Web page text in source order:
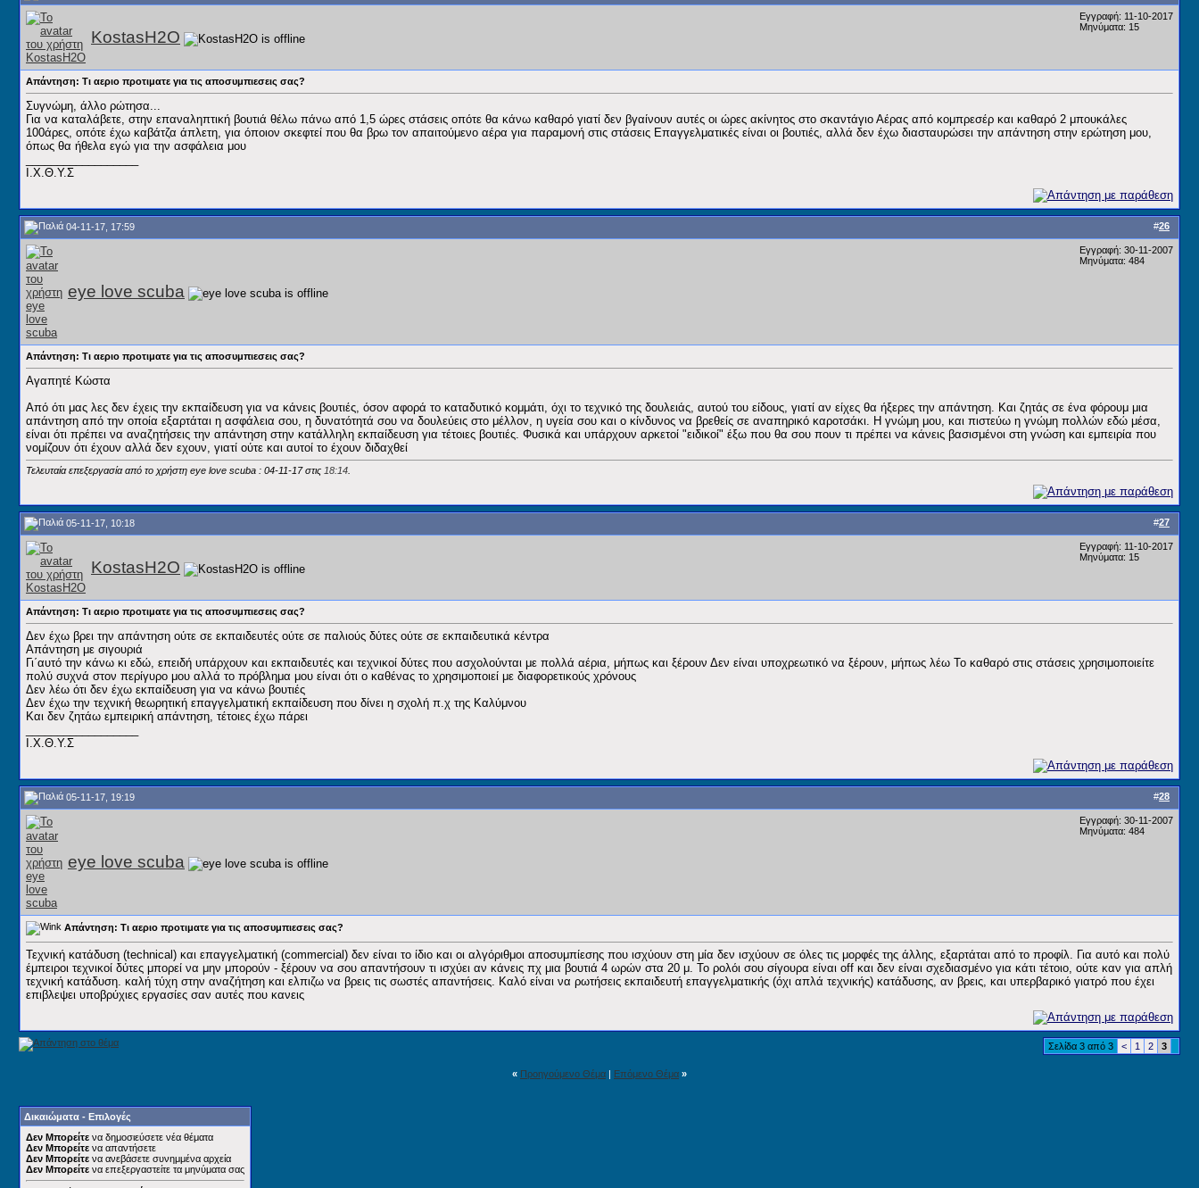
KostasH2O
Εγγραφή: 11-10-2017
Μηνύματα: 15
Απάντηση: Τι αεριο προτιματε για τις αποσυμπιεσεις σας?
Συγνώμη, άλλο ρώτησα...
Για να καταλάβετε, στην επαναληπτική βουτιά θέλω πάνω από 1,5 ώρες στάσεις οπότε θα κάνω καθαρό γιατί δεν βγαίνουν αυτές οι ώρες ακίνητος στο σκαντάγιο Αέρας από κομπρεσέρ και καθαρό 2 μπουκάλες
100άρες, οπότε έχω καβάτζα άπλετη, για όποιον σκεφτεί που θα βρω τον απαιτούμενο αέρα για παραμονή στις στάσεις Επαγγελματικές είναι οι βουτιές, αλλά δεν έχω διασταυρώσει την απάντηση στην ερώτηση μου,
όπως θα ήθελα εγώ για την ασφάλεια μου
Ι.Χ.Θ.Υ.Σ
#26
04-11-17, 17:59
eye love scuba
Εγγραφή: 30-11-2007
Μηνύματα: 484
Απάντηση: Τι αεριο προτιματε για τις αποσυμπιεσεις σας?
Αγαπητέ Κώστα
Από ότι μας λες δεν έχεις την εκπαίδευση για να κάνεις βουτιές, όσον αφορά το καταδυτικό κομμάτι, όχι το τεχνικό της δουλειάς, αυτού του είδους, γιατί αν είχες θα ήξερες την απάντηση. Και ζητάς σε ένα φόρουμ μια
απάντηση από την οποία εξαρτάται η ασφάλεια σου, η δυνατότητά σου να δουλεύεις στο μέλλον, η υγεία σου και ο κίνδυνος να βρεθείς σε αναπηρικό καροτσάκι. Η γνώμη μου, και πιστεύω η γνώμη πολλών εδώ μέσα,
είναι ότι πρέπει να αναζητήσεις την απάντηση στην κατάλληλη εκπαίδευση για τέτοιες βουτιές. Φυσικά και υπάρχουν αρκετοί "ειδικοί" έξω που θα σου πουν τι πρέπει να κάνεις βασισμένοι στη γνώση και εμπειρία που
νομίζουν ότι έχουν αλλά δεν εχουν, γιατί ούτε και αυτοί το έχουν διδαχθεί
Τελευταία επεξεργασία από το χρήστη eye love scuba : 04-11-17 στις 18:14
#27
05-11-17, 10:18
KostasH2O
Εγγραφή: 11-10-2017
Μηνύματα: 15
Απάντηση: Τι αεριο προτιματε για τις αποσυμπιεσεις σας?
Δεν έχω βρει την απάντηση ούτε σε εκπαιδευτές ούτε σε παλιούς δύτες ούτε σε εκπαιδευτικά κέντρα
Απάντηση με σιγουριά
Γι΄αυτό την κάνω κι εδώ, επειδή υπάρχουν και εκπαιδευτές και τεχνικοί δύτες που ασχολούνται με πολλά αέρια, μήπως και ξέρουν Δεν είναι υποχρεωτικό να ξέρουν, μήπως λέω Το καθαρό στις στάσεις χρησιμοποιείτε
πολύ συχνά στον περίγυρο μου αλλά το πρόβλημα μου είναι ότι ο καθένας το χρησιμοποιεί με διαφορετικούς χρόνους
Δεν λέω ότι δεν έχω εκπαίδευση για να κάνω βουτιές
Δεν έχω την τεχνική θεωρητική επαγγελματική εκπαίδευση που δίνει η σχολή π.χ της Καλύμνου
Και δεν ζητάω εμπειρική απάντηση, τέτοιες έχω πάρει
Ι.Χ.Θ.Υ.Σ
#28
05-11-17, 19:19
eye love scuba
Εγγραφή: 30-11-2007
Μηνύματα: 484
Απάντηση: Τι αεριο προτιματε για τις αποσυμπιεσεις σας?
Τεχνική κατάδυση (technical) και επαγγελματική (commercial) δεν είναι το ίδιο και οι αλγόριθμοι αποσυμπίεσης που ισχύουν στη μία δεν ισχύουν σε όλες τις μορφές της άλλης, εξαρτάται από το προφίλ. Για αυτό και πολύ
έμπειροι τεχνικοί δύτες μπορεί να μην μπορούν - ξέρουν να σου απαντήσουν τι ισχύει αν κάνεις πχ μια βουτιά 4 ωρών στα 20 μ. Το ρολόι σου σίγουρα είναι off και δεν είναι σχεδιασμένο για κάτι τέτοιο, ούτε καν για απλή
τεχνική κατάδυση. καλή τύχη στην αναζήτηση και ελπιζω να βρεις τις σωστές απαντήσεις. Καλό είναι να ρωτήσεις εκπαιδευτή επαγγελματικής (όχι απλά τεχνικής) κατάδυσης, αν βρεις, και υπερβαρικό γιατρό που έχει
επιβλεψει υποβρύχιες εργασίες σαν αυτές που κανεις
Σελίδα 3 από 3 < 1 2 3
« Προηγούμενο Θέμα | Επόμενο Θέμα »
Δικαιώματα - Επιλογές
Δεν Μπορείτε να δημοσιεύσετε νέα θέματα
Δεν Μπορείτε να απαντήσετε
Δεν Μπορείτε να ανεβάσετε συνημμένα αρχεία
Δεν Μπορείτε να επεξεργαστείτε τα μηνύματα σας